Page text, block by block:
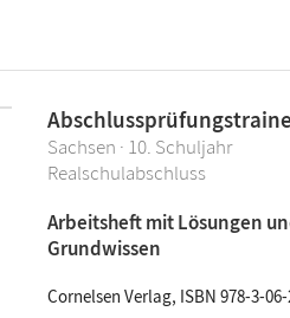
Sachsen · 10. Schuljahr
Realschulabschluss
Arbeitsheft mit Lösungen
Grundwissen
Cornelsen Verlag, ISBN 978-3-06-